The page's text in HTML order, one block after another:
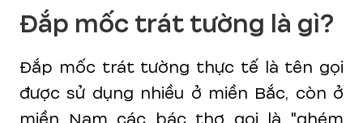
Đắp mốc trát tường là gì?
Đắp mốc trát tường thực tế là tên gọi
được sử dụng nhiều ở miền Bắc, còn ở